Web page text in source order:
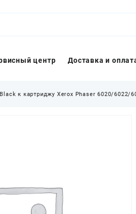
центр Доставка и
к картриджу Xerox Phaser 6020/6022/